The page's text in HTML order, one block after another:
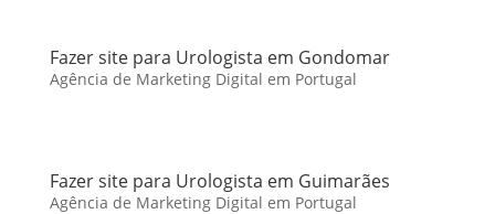
Fazer site para Urologista em Gondomar
Agência de Marketing Digital em Portugal
Fazer site para Urologista em Guimarães
Agência de Marketing Digital em Portugal